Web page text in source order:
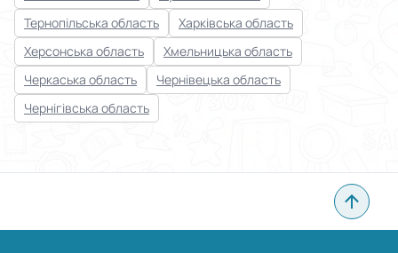
Тернопільська область
Харківська область
Херсонська область
Хмельницька область
Черкаська область
Чернівецька область
Чернігівська область